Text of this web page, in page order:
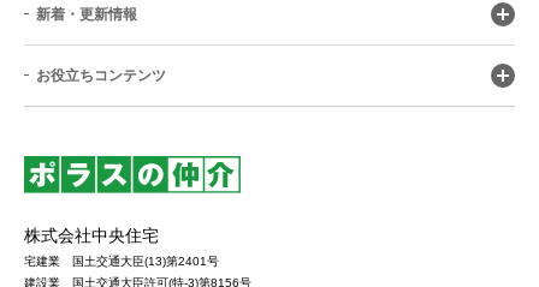
新着・更新情報
お役立ちコンテンツ
株式会社中央住宅
宅建業 国土交通大臣(13)第2401号
建設業 国土交通大臣許可(特-3)第8156号